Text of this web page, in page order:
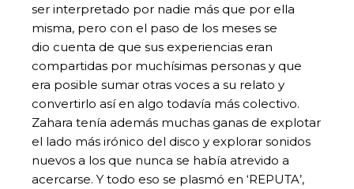
ser interpretado por nadie más que por ella
misma, pero con el paso de los meses se
dio cuenta de que sus experiencias eran
compartidas por muchísimas personas y que
era posible sumar otras voces a su relato y
convertirlo así en algo todavía más colectivo.
Zahara tenía además muchas ganas de explotar
el lado más irónico del disco y explorar sonidos
nuevos a los que nunca se había atrevido a
acercarse. Y todo eso se plasmó en ‘REPUTA’,